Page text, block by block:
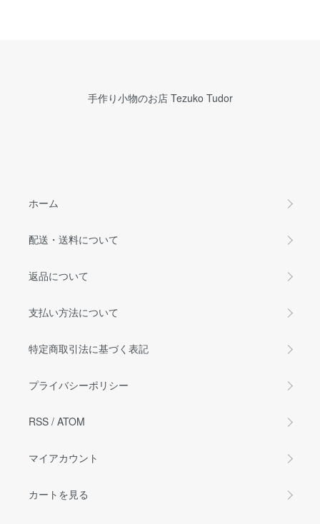
手作り小物のお店 Tezuko Tudor
ホーム
配送・送料について
返品について
支払い方法について
特定商取引法に基づく表記
プライバシーポリシー
RSS / ATOM
マイアカウント
カートを見る